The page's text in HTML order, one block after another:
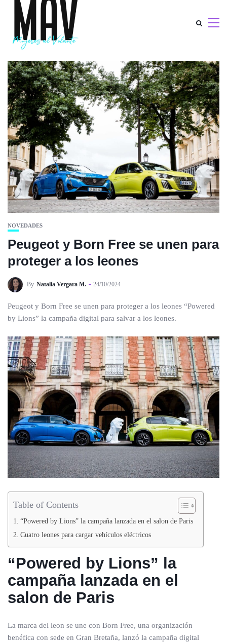
NOVEDADES
Peugeot y Born Free se unen para
proteger a los leones
By Natalia Vergara M. 24/10/2024
Peugeot y Born Free se unen para proteger a los leones “Powered
by Lions” la campaña digital para salvar a los leones.
Table of Contents
“Powered by Lions” la campaña lanzada en el salon de Paris
Cuatro leones para cargar vehículos eléctricos
“Powered by Lions” la
campaña lanzada en el
salon de Paris
La marca del leon se une con Born Free, una organización
benéfica con sede en Gran Bretaña, lanzó la campaña digital